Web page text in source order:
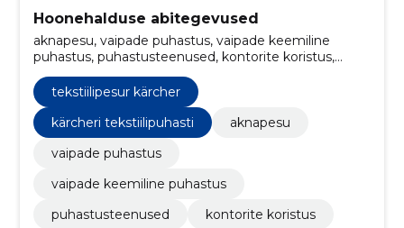
Hoonehalduse abitegevused
aknapesu, vaipade puhastus, vaipade keemiline
puhastus, puhastusteenused, kontorite koristus,
vannitoa puhastus, tekstiilide puhastus,
puhastusteenus, diivani puhastus, põranda
süvapuhastus
tekstiilipesur kärcher
kärcheri tekstiilipuhasti
aknapesu
vaipade puhastus
vaipade keemiline puhastus
puhastusteenused
kontorite koristus